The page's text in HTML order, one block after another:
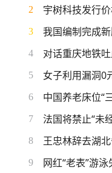
2 宇树科技发行
3 我国编制完成
4 对话重庆地铁
5 女子利用漏洞0
6 中国养老床位“
7 法国将禁止“未
8 王忠林辞去湖
9 网红“老表”游